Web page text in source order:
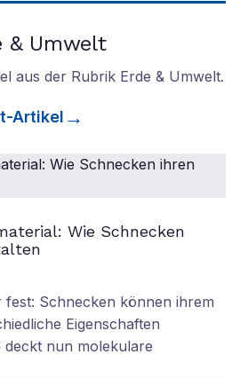
& Umwelt
aus der Rubrik Erde & Umwelt.
-Artikel
Wie Schnecken
fest: Schnecken können ihrem
Eigenschaften
deckt nun molekulare